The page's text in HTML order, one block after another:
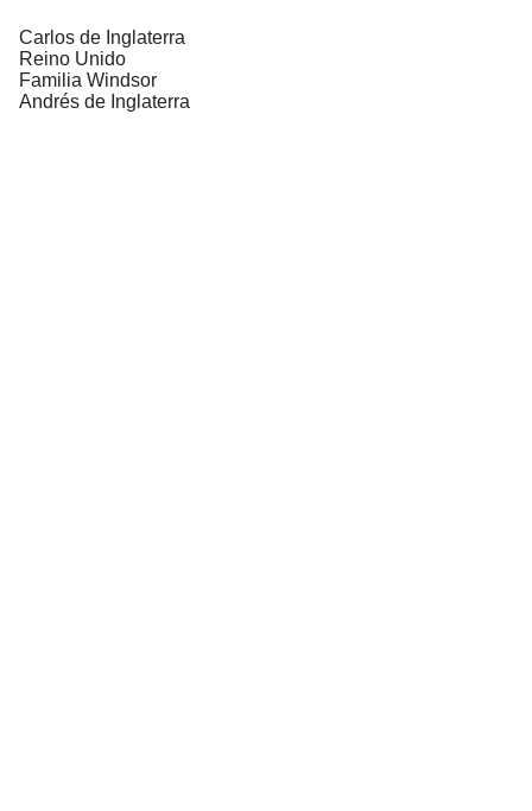
Carlos de Inglaterra
Reino Unido
Familia Windsor
Andrés de Inglaterra